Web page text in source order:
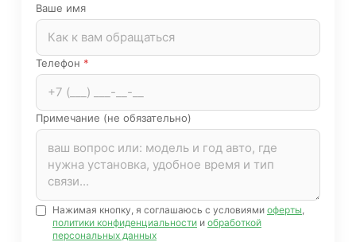
Ваше имя
Телефон *
Примечание (не обязательно)
Нажимая кнопку, я соглашаюсь с условиями оферты
политики конфиденциальности и обработкой
персональных данных